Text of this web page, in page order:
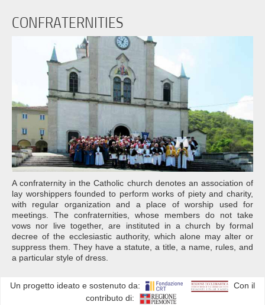
CONFRATERNITIES
A confraternity in the Catholic church denotes an association of
lay worshippers founded to perform works of piety and charity,
with regular organization and a place of worship used for
meetings. The confraternities, whose members do not take
vows nor live together, are instituted in a church by formal
decree of the ecclesiastic authority, which alone may alter or
suppress them. They have a statute, a title, a name, rules, and
a particular style of dress.
Un progetto ideato e sostenuto da:
Con il
contributo di: